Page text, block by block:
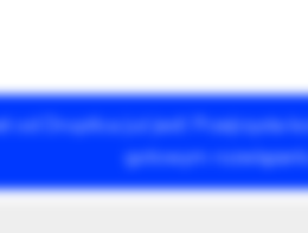
od Droptica już jest! Przejrzysta
gotowym
Usługi Drupala